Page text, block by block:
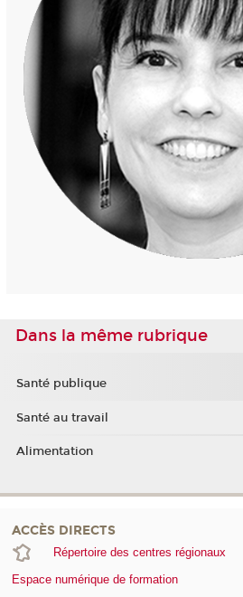
Dans la même rubrique
Santé publique
Santé au travail
Alimentation
ACCÈS DIRECTS
Répertoire des centres régionaux
Espace numérique de formation